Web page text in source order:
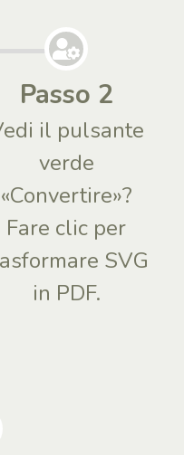
Passo 2
il pulsante
verde
«Convertire»?
Fare clic per
SVG
in PDF.